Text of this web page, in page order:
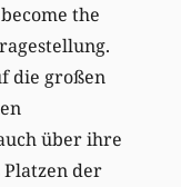
the
die großen
über ihre
Platzen der